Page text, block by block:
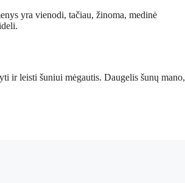
yra vienodi, tačiau, žinoma, medinė
ir leisti šuniui mėgautis. Daugelis šunų mano,